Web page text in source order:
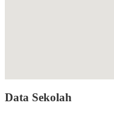
Data Sekolah